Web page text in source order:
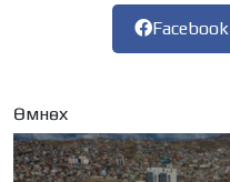
Facebook
Өмнөх